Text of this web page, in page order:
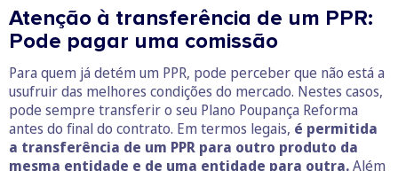
Atenção à transferência de um PPR:
Pode pagar uma comissão
Para quem já detém um PPR, pode perceber que não está a
usufruir das melhores condições do mercado. Nestes casos,
pode sempre transferir o seu Plano Poupança Reforma
antes do final do contrato. Em termos legais, é permitida
a transferência de um PPR para outro produto da
mesma entidade e de uma entidade para outra.Além